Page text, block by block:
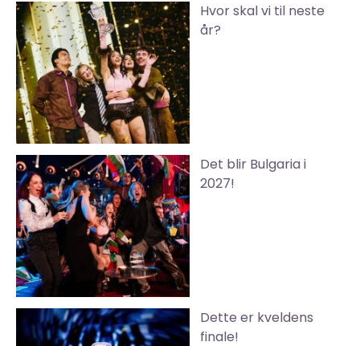
Hvor skal vi til neste
år?
Det blir Bulgaria i
2027!
Dette er kveldens
finale!